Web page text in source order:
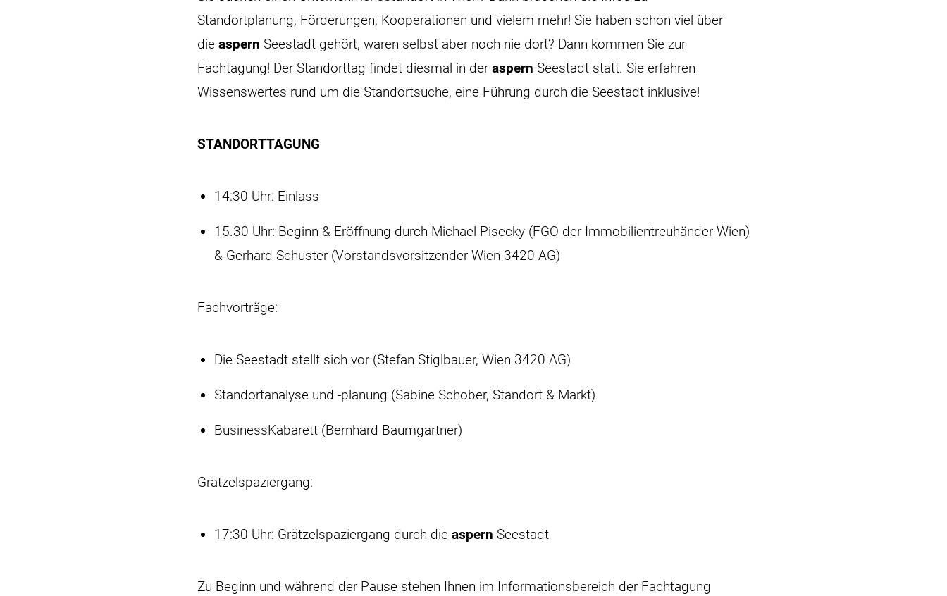
Standortplanung, Förderungen, Kooperationen und vielem mehr! Sie haben schon viel über
die aspern Seestadt gehört, waren selbst aber noch nie dort? Dann kommen Sie zur
Fachtagung! Der Standorttag findet diesmal in der aspern Seestadt statt. Sie erfahren
Wissenswertes rund um die Standortsuche, eine Führung durch die Seestadt inklusive!
STANDORTTAGUNG
14:30 Uhr: Einlass
15.30 Uhr: Beginn & Eröffnung durch Michael Pisecky (FGO der Immobilientreuhänder Wien)
& Gerhard Schuster (Vorstandsvorsitzender Wien 3420 AG)
Fachvorträge:
Die Seestadt stellt sich vor (Stefan Stiglbauer, Wien 3420 AG)
Standortanalyse und -planung (Sabine Schober, Standort & Markt)
BusinessKabarett (Bernhard Baumgartner)
Grätzelspaziergang:
17:30 Uhr: Grätzelspaziergang durch die aspern Seestadt
Zu Beginn und während der Pause stehen Ihnen im Informationsbereich der Fachtagung